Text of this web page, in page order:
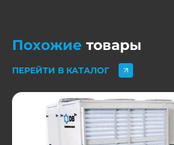
Похожие товары
ПЕРЕЙТИ В КАТАЛОГ